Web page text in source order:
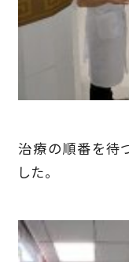
治療の順番を待
した。